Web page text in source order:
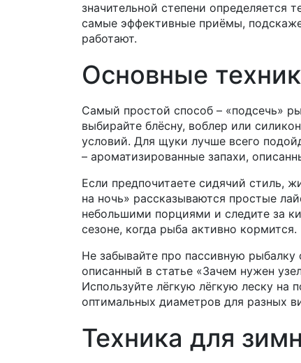
значительной степени определяется
самые эффективные приёмы,
работают.
Основные
Самый простой способ – «подсечь»
выбирайте блёсну, воблер или
условий. Для щуки лучше всего
– ароматизированные запахи,
Если предпочитаете сидячий стиль,
на ночь» рассказываются простые
небольшими порциями и следите за
сезоне, когда рыба активно кормится.
Не забывайте про пассивную
описанный в статье «Зачем нужен
Используйте лёгкую лёгкую леску на
оптимальных диаметров для разных
Техника для